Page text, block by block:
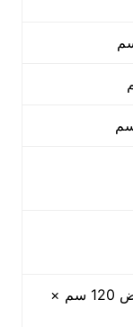
طول 220 سم × عرض 120 سم ×